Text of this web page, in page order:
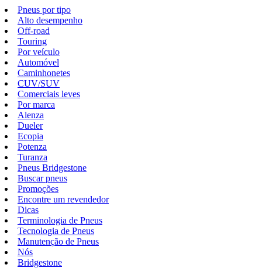
Pneus por tipo
Alto desempenho
Off-road
Touring
Por veículo
Automóvel
Caminhonetes
CUV/SUV
Comerciais leves
Por marca
Alenza
Dueler
Ecopia
Potenza
Turanza
Pneus Bridgestone
Buscar pneus
Promoções
Encontre um revendedor
Dicas
Terminologia de Pneus
Tecnologia de Pneus
Manutenção de Pneus
Nós
Bridgestone